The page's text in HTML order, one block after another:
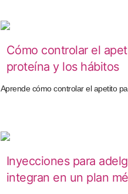
Cómo controlar el
proteína y los hábitos
Aprende cómo controlar el apetito
Inyecciones para
integran en un plan